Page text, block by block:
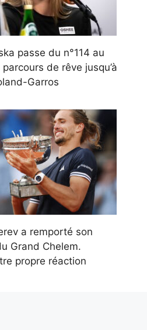
passe du n°114 au
de rêve jusqu’à
Garros
a remporté son
Grand Chelem.
propre réaction